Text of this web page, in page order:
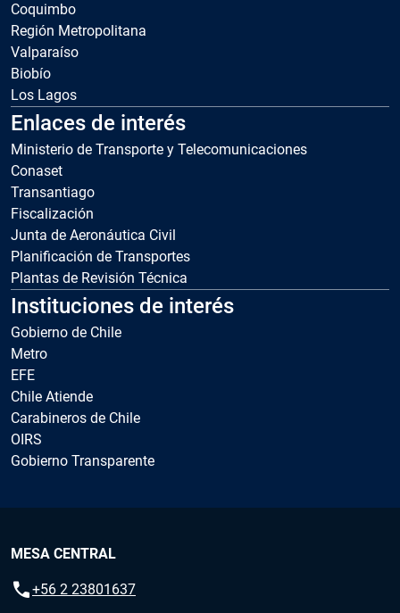
Coquimbo
Región Metropolitana
Valparaíso
Biobío
Los Lagos
Enlaces de interés
Ministerio de Transporte y Telecomunicaciones
Conaset
Transantiago
Fiscalización
Junta de Aeronáutica Civil
Planificación de Transportes
Plantas de Revisión Técnica
Instituciones de interés
Gobierno de Chile
Metro
EFE
Chile Atiende
Carabineros de Chile
OIRS
Gobierno Transparente
MESA CENTRAL
call+56 2 23801637